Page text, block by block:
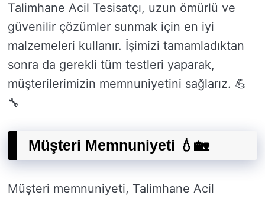
Talimhane Acil Tesisatçı, uzun ömürlü ve
güvenilir çözümler sunmak için en iyi
malzemeleri kullanır. İşimizi tamamladıktan
sonra da gerekli tüm testleri yaparak,
müşterilerimizin memnuniyetini sağlarız. 💪
🔧
Müşteri Memnuniyeti 💧🏡
Müşteri memnuniyeti, Talimhane Acil